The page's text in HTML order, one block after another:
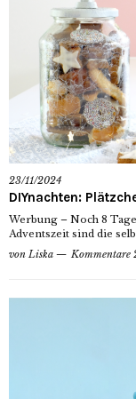
23/11/2024
DIYnachten:
Werbung – Noch 8
Adventszeit sind die
von Liska Kommentare